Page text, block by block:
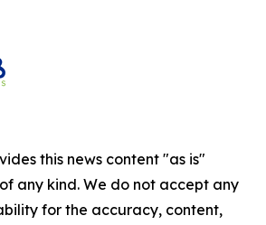
this news content "as is"
any kind. We do not accept any
for the accuracy, content,